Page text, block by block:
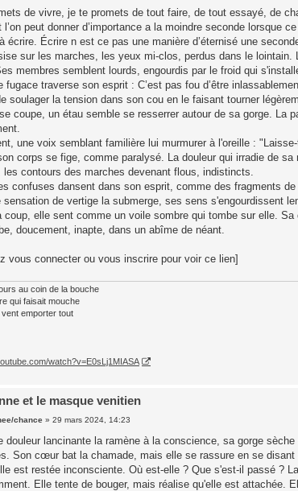
de vivre, je te promets de tout faire, de tout essayé, de
l’on peut donner d’importance a la moindre seconde lorsque
écrire. Écrire n est ce pas une manière d’éternisé une
sur les marches, les yeux mi-clos, perdus dans le
membres semblent lourds, engourdis par le froid qui
fugace traverse son esprit : C’est pas fou d’être
soulager la tension dans son cou en le faisant tourner
coupe, un étau semble se resserrer autour de sa gorge. La
une voix semblant familière lui murmurer à l'oreille :
corps se fige, comme paralysé. La douleur qui irradie de
les contours des marches devenant flous, indistincts.
confuses dansent dans son esprit, comme des fragments
sensation de vertige la submerge, ses sens s'engourdissent
coup, elle sent comme un voile sombre qui tombe sur elle.
doucement, inapte, dans un abîme de néant.
vous connecter ou vous inscrire pour voir ce lien]
au coin de la bouche
qui faisait mouche
vent emporter tout
watch?v=E0sLj1MIASA
et le masque venitien
chance »29 mars 2024, 14:23
douleur lancinante la ramène à la conscience, sa gorge
Son cœur bat la chamade, mais elle se rassure en se
est restée inconsciente. Où est-elle ? Que s'est-il passé ?
Elle tente de bouger, mais réalise qu'elle est attachée.